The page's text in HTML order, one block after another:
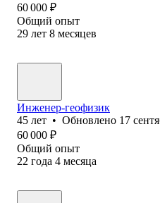
60 000 ₽
Общий опыт
29 лет 8 месяцев
Инженер-геофизик
45 лет • Обновлено 17
60 000 ₽
Общий опыт
22 года 4 месяца